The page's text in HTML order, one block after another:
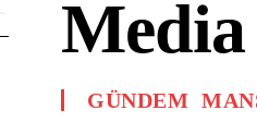
GÜNDEM